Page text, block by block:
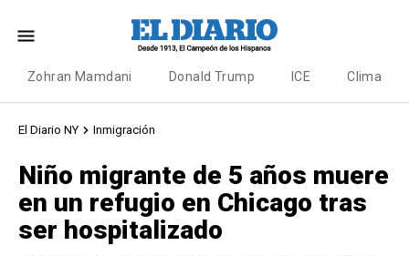
Zohran Mamdani Donald Trump ICE Clima
El Diario NY Inmigración
Niño migrante de 5 años muere
en un refugio en Chicago tras
ser hospitalizado